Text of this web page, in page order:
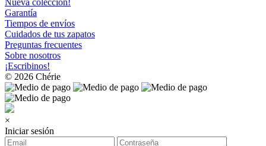
Nueva colección!
Garantía
Tiempos de envíos
Cuidados de tus zapatos
Preguntas frecuentes
Sobre nosotros
¡Escribinos!
© 2026 Chérie
×
Iniciar sesión